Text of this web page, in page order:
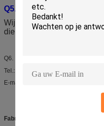
Q5. Hoe te om het
Wij hebben OEM en ODM de
dienst om uw eigen
Q6.
Tel.: 86 769 85034136
E-mail: twine@longtai168.com
Fabrieksinleiding: